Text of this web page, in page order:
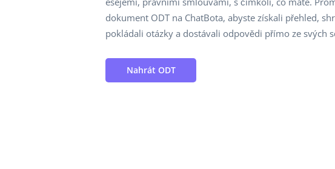
dokument ODT na ChatBota, abyste získali přehled,
pokládali otázky a dostávali odpovědi přímo ze svých
Nahrát ODT